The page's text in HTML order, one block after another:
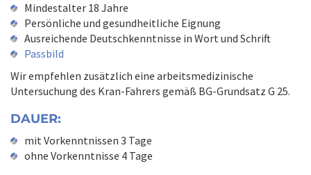
Mindestalter 18 Jahre
Persönliche und gesundheitliche Eignung
Ausreichende Deutschkenntnisse in Wort und Schrift
Passbild
Wir empfehlen zusätzlich eine arbeitsmedizinische
Untersuchung des Kran-Fahrers gemäß BG-Grundsatz G 25.
DAUER:
mit Vorkenntnissen 3 Tage
ohne Vorkenntnisse 4 Tage